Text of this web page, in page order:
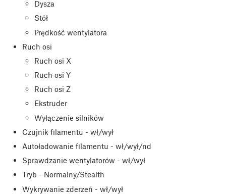
Dysza
Stół
Prędkość wentylatora
Ruch osi
Ruch osi X
Ruch osi Y
Ruch osi Z
Ekstruder
Wyłączenie silników
Czujnik filamentu - wł/wył
Autoładowanie filamentu - wł/wył/nd
Sprawdzanie wentylatorów - wł/wył
Tryb - Normalny/Stealth
Wykrywanie zderzeń - wł/wył